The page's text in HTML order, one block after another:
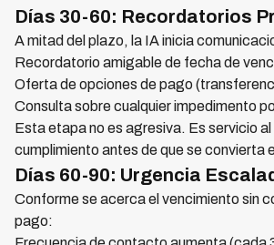
Días 30-60: Recordatorios
A mitad del plazo, la IA inicia
Recordatorio amigable de fecha de
Oferta de opciones de pago
Consulta sobre cualquier impedimento
Esta etapa no es agresiva. Es servicio
cumplimiento antes de que se convierta
Días 60-90: Urgencia
Conforme se acerca el vencimiento sin
pago: